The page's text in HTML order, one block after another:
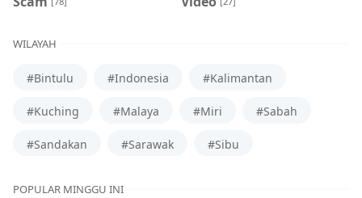
WILAYAH
#Bintulu #Indonesia #Kalimantan
#Kuching #Malaya #Miri #Sabah
#Sandakan #Sarawak #Sibu
POPULAR MINGGU INI